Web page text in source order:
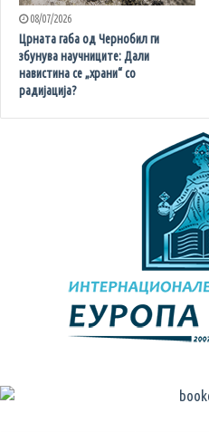
08/07/2026
Црната габа од Чернобил ги
збунува научниците: Дали
навистина се „храни“ со
радијација?